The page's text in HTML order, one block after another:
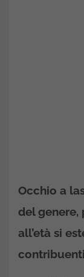
Occhio a
del genere,
all’età si